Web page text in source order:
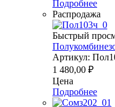
Подробнее
Распродажа
Быстрый
Артикул:
1 480,00 ₽
Цена
Подробнее